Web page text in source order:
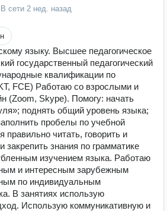
В сети 2 нед. назад
языку. Высшее педагогическое
государственный педагогический
квалификации по
FCE) Работаю co взрослыми и
(Zoom, Skype). Помогу: начать
поднять общий уровень языка;
пробелы по учебной
правильно читать, говорить и
закрепить знания по грамматике
изучением языка. Работаю
и интересным зарубежным
по индивидуальным
В занятиях использую
Использую коммуникативную и